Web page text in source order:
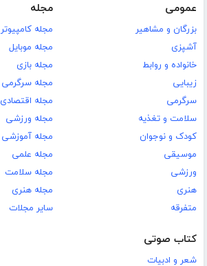
عمومی
بزرگان و مشاهیر
آشپزی
خانواده و روابط
زیبایی
سرگرمی
سلامت و تغذیه
کودک و نوجوان
موسیقی
ورزشی
هنری
متفرقه
مجله
مجله کامپیوتر
مجله موبایل
مجله بازی
مجله سرگرمی
مجله اقتصادی
مجله ورزشی
مجله آموزشی
مجله علمی
مجله سلامت
مجله هنری
سایر مجلات
کتاب صوتی
شعر و ادبیات